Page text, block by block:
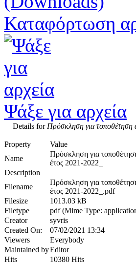
Καταφόρτωση
Ψάξε για αρχεία
Details forΠρόσκληση για τοποθέτηση
Property
Value
Name
Πρόσκληση για
έτος 2021-2022_
Description
Filename
Πρόσκληση για
έτος 2021-2022_.pdf
Filesize
1013.03 kB
Filetype
pdf (Mime Type:
Creator
syvris
Created On:
07/02/2021 13:34
Viewers
Everybody
Maintained byEditor
Hits
10380 Hits